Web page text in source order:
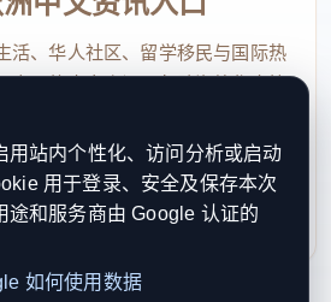
活、华人社区、留学移民与国际热
实用的中文资讯，帮助海外华人快
：工作日优先处理站务、投稿与权
用站内个性化、访问分析或启动
用于登录、安全及保存本次
途和服务商由 Google 认证的
如何使用数据